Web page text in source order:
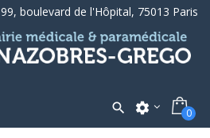
99, boulevard de l'Hôpital, 75013 Paris
 settings 0